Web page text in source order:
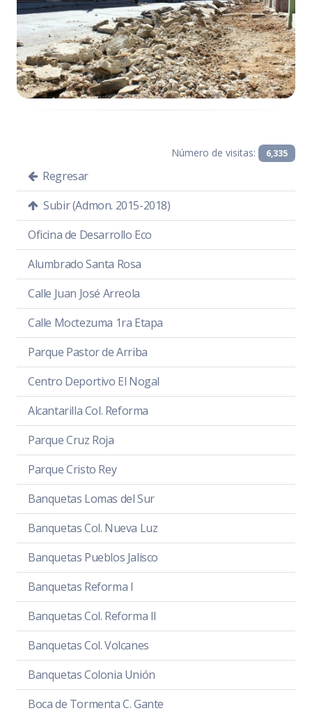
Número de visitas: 6,335
Regresar
Subir (Admon. 2015-2018)
Oficina de Desarrollo Eco
Alumbrado Santa Rosa
Calle Juan José Arreola
Calle Moctezuma 1ra Etapa
Parque Pastor de Arriba
Centro Deportivo El Nogal
Alcantarilla Col. Reforma
Parque Cruz Roja
Parque Cristo Rey
Banquetas Lomas del Sur
Banquetas Col. Nueva Luz
Banquetas Pueblos Jalisco
Banquetas Reforma I
Banquetas Col. Reforma II
Banquetas Col. Volcanes
Banquetas Colonia Unión
Boca de Tormenta C. Gante